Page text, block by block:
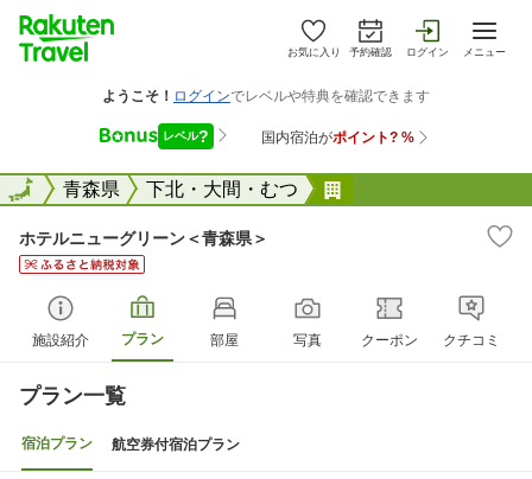
お気に入り 予約確認 ログイン メニュー
全国青森県 下北・大間・むつ
全国
ホテルニューグリーン＜青森県＞
施設紹介 プラン 部屋 写真 クーポン クチコミ
プラン一覧
宿泊プラン 航空券付宿泊プラン